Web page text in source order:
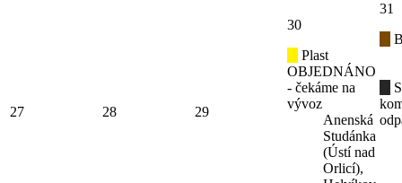
27 28 29
30
Plast
OBJEDNÁNO
- čekáme na
vývoz
Anenská
Studánka
(Ústí nad
Orlicí),
31